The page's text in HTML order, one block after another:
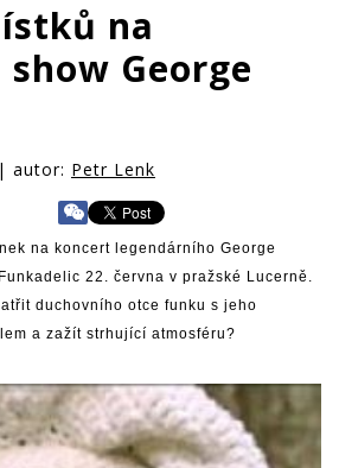
na
George
| autor: Petr Lenk
na koncert legendárního George
22. června v pražské Lucerně.
duchovního otce funku s jeho
a zažít strhující atmosféru?